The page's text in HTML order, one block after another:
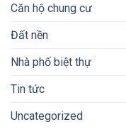
Căn hộ chung cư
Đất nền
Nhà phố biệt thự
Tin tức
Uncategorized